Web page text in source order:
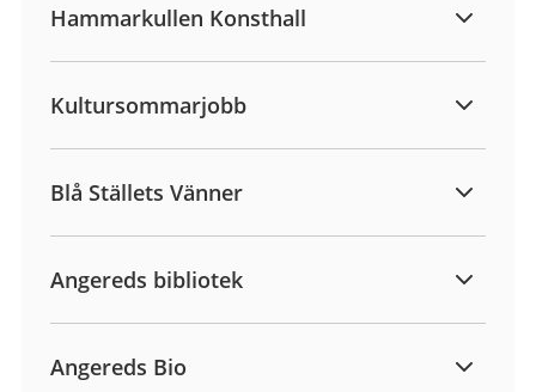
Hammarkullen Konsthall
Kultursommarjobb
Blå Ställets Vänner
Angereds bibliotek
Angereds Bio